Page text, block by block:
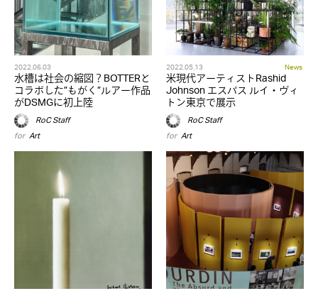
2022.06.03
水槽は社会の縮図？BOTTERと
コラボした”もがく”ルアー作品
がDSMGに初上陸
RoC Staff
for Art
2022.05.13 News
米現代アーティストRashid
Johnson エスパス ルイ・ヴィ
トン東京で展示
RoC Staff
for Art